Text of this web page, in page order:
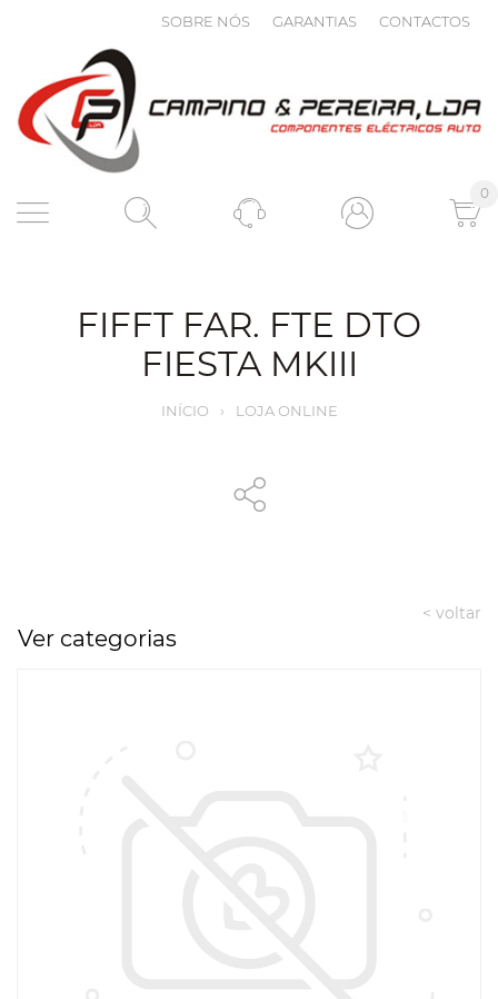
SOBRE NÓS GARANTIAS CONTACTOS
0
FIFFT FAR. FTE DTO
FIESTA MKIII
INÍCIO › LOJA ONLINE
< voltar
Ver categorias